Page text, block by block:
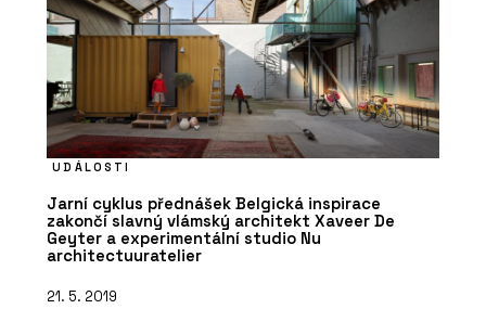
UDÁLOSTI
Jarní cyklus přednášek Belgická inspirace
zakončí slavný vlámský architekt Xaveer De
Geyter a experimentální studio Nu
architectuuratelier
21. 5. 2019